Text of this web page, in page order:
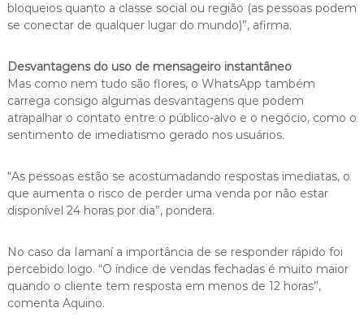
bloqueios quanto a classe social ou região (as pessoas podem
se conectar de qualquer lugar do mundo)”, afirma.
Desvantagens do uso de mensageiro instantâneo
Mas como nem tudo são flores, o WhatsApp também
carrega consigo algumas desvantagens que podem
atrapalhar o contato entre o público-alvo e o negócio, como o
sentimento de imediatismo gerado nos usuários.
“As pessoas estão se acostumadando respostas imediatas, o
que aumenta o risco de perder uma venda por não estar
disponível 24 horas por dia”, pondera.
No caso da Iamaní a importância de se responder rápido foi
percebido logo. “O índice de vendas fechadas é muito maior
quando o cliente tem resposta em menos de 12 horas”,
comenta Aquino.